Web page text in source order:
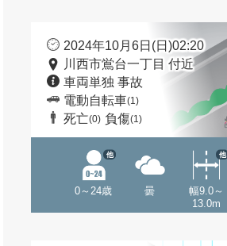
2024年10月6日(日)02:20
川西市鴬台一丁目 付近
車両単独 事故
電動自転車(1)
死亡(0) 負傷(1)
0～24歳
他
曇
幅9.0～
13.0m
他